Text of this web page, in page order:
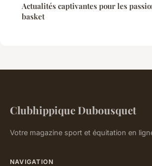
Actualités captivantes pour les
basket
Clubhippique Dubousquet
Votre magazine sport et équitation en
NAVIGATION